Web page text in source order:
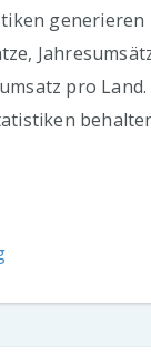
generieren
pro